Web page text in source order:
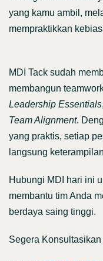
yang kamu ambil,
mempraktikkan
MDI Tack sudah
membangun
Leadership Essentials,
Team Alignment.
yang praktis, setiap
langsung
Hubungi MDI hari ini
membantu tim Anda
berdaya saing tinggi.
Segera